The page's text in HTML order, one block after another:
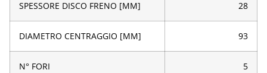
SPESSORE DISCO FRENO [MM] 28
DIAMETRO CENTRAGGIO [MM] 93
N° FORI 5